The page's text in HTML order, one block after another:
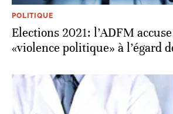
POLITIQUE
Elections 2021: l’ADFM
«violence politique» à l’égard